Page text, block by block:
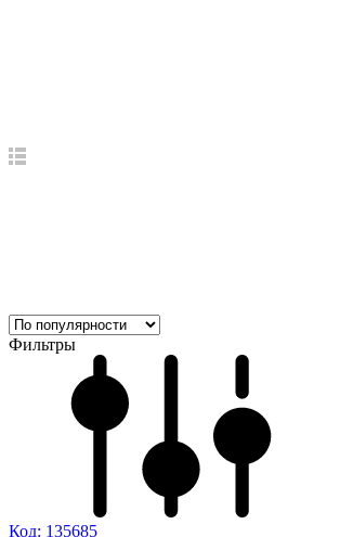
Фильтры
Код: 135685